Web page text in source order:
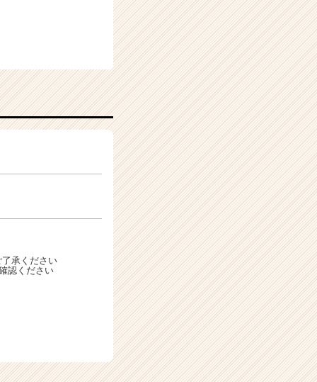
承ください
認ください